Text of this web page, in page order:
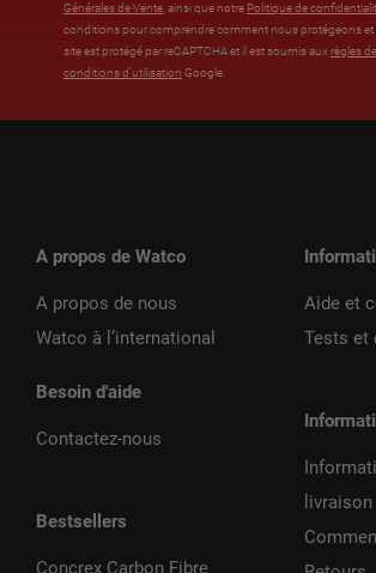
Générales de Vente, ainsi que notre Politique de
conditions pour comprendre comment nous protégeons et
site est protégé par reCAPTCHA et il est soumis auxrègles
conditions d’utilisation Google.
A propos de Watco
A propos de nous
Watco à l’international
Besoin d'aide
Contactez-nous
Bestsellers
Concrex Carbon Fibre
Aide et
Tests et
livraison